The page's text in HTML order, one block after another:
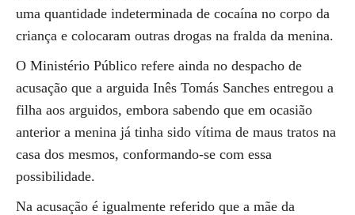
uma quantidade indeterminada de cocaína no corpo da
criança e colocaram outras drogas na fralda da menina.
O Ministério Público refere ainda no despacho de
acusação que a arguida Inês Tomás Sanches entregou a
filha aos arguidos, embora sabendo que em ocasião
anterior a menina já tinha sido vítima de maus tratos na
casa dos mesmos, conformando-se com essa
possibilidade.
Na acusação é igualmente referido que a mãe da